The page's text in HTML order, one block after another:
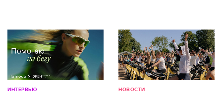
ИНТЕРВЬЮ НОВОСТИ